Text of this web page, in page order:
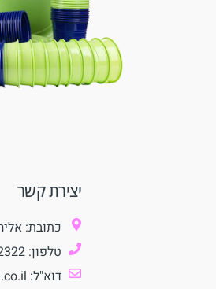
יצירת קשר
כתובת: אליהו איתן 24
טלפון: 03-5272322
דוא"ל: office@orpeami.co.il